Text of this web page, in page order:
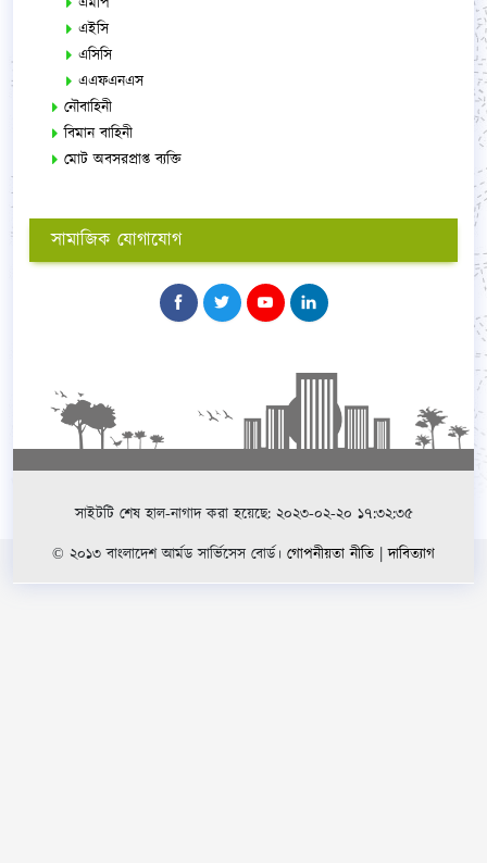
এইসি
এসিসি
এএফএনএস
নৌবাহিনী
বিমান বাহিনী
মোট অবসরপ্রাপ্ত ব্যক্তি
সামাজিক যোগাযোগ
সাইটটি শেষ হাল-নাগাদ করা হয়েছে: ২০২৩-০২-২০ ১৭:৩২:৩৫
© ২০১৩ বাংলাদেশ আর্মড সার্ভিসেস বোর্ড। গোপনীয়তা নীতি |দাবিত্যাগ